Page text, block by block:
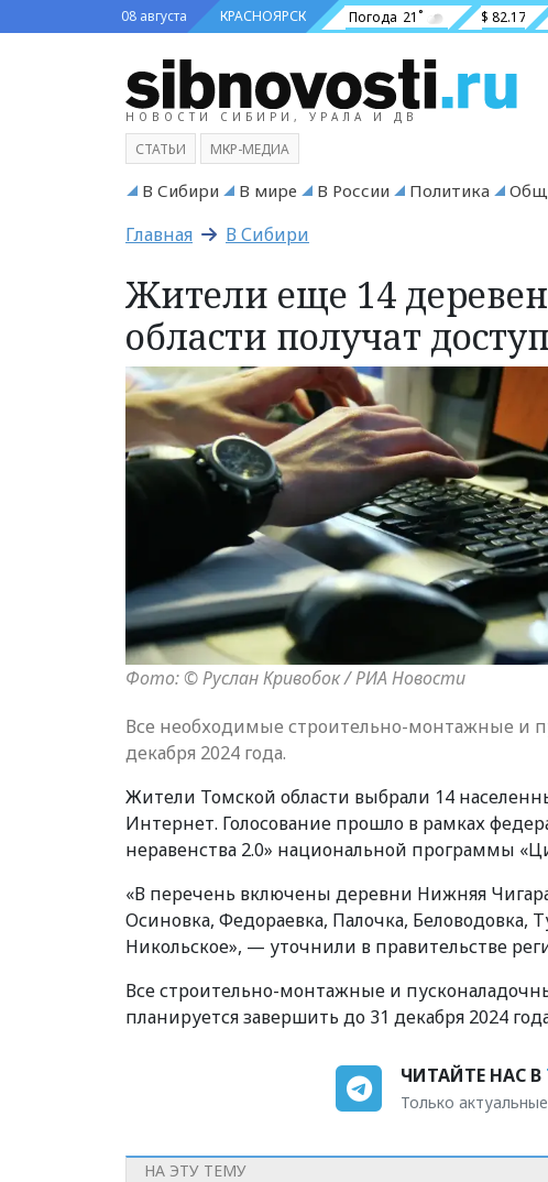
08 августа КРАСНОЯРСК Погода 21˚ $ 82.17
НОВОСТИ СИБИРИ, УРАЛА И ДВ
СТАТЬИ МКР-МЕДИА
В Сибири В мире В России Политика
Главная В Сибири
Жители еще 14
области получат
Фото: © Руслан Кривобок / РИА Новости
Все необходимые строительно-монтажные и
декабря 2024 года.
Жители Томской области выбрали 14
Интернет. Голосование прошло в рамках
неравенства 2.0» национальной программы
«В перечень включены деревни Нижняя
Осиновка, Федораевка, Палочка, Беловодовка,
Никольское», — уточнили в правительстве
Все строительно-монтажные и
планируется завершить до 31 декабря 2024
ЧИТАЙТЕ НАС В
Только
НА ЭТУ ТЕМУ